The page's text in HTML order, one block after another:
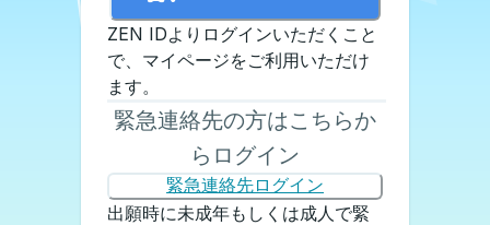
ZEN IDよりログインいただくこと
で、マイページをご利用いただけ
ます。
緊急連絡先の方はこちらか
らログイン
緊急連絡先ログイン
出願時に未成年もしくは成人で緊